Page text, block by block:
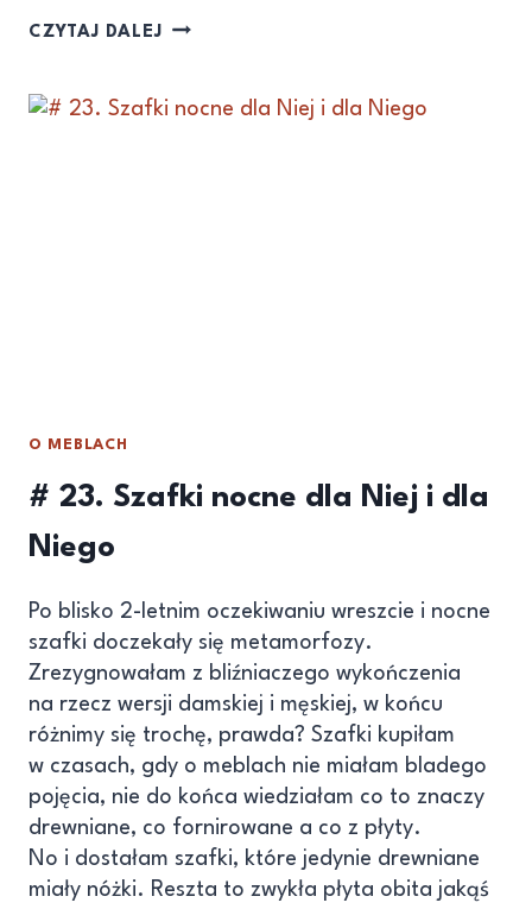
CZYTAJ DALEJ
O MEBLACH
# 23. Szafki nocne dla Niej i dla
Niego
Po blisko 2-letnim oczekiwaniu wreszcie i nocne
szafki doczekały się metamorfozy.
Zrezygnowałam z bliźniaczego wykończenia
na rzecz wersji damskiej i męskiej, w końcu
różnimy się trochę, prawda? Szafki kupiłam
w czasach, gdy o meblach nie miałam bladego
pojęcia, nie do końca wiedziałam co to znaczy
drewniane, co fornirowane a co z płyty.
No i dostałam szafki, które jedynie drewniane
miały nóżki. Reszta to zwykła płyta obita jakąś